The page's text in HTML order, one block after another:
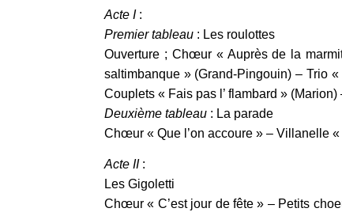
Acte I:
Premier tableau : Les roulottes
Ouverture ; Chœur « Auprès de la
saltimbanque » (Grand-Pingouin) – Trio
Couplets « Fais pas l’ flambard »
Deuxième tableau : La parade
Chœur « Que l’on accoure » – Villanelle
Acte II:
Les Gigoletti
Chœur « C’est jour de fête » – Petits